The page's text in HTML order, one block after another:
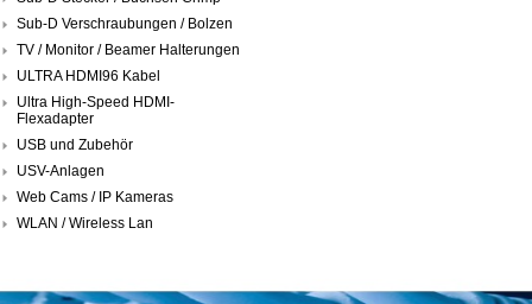
Sub-D Verschraubungen / Bolzen
TV / Monitor / Beamer Halterungen
ULTRA HDMI96 Kabel
Ultra High-Speed HDMI-
Flexadapter
USB und Zubehör
USV-Anlagen
Web Cams / IP Kameras
WLAN / Wireless Lan